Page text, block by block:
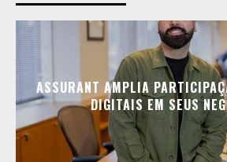
ASSURANT AMPLIA
DIGITAIS EM SEUS